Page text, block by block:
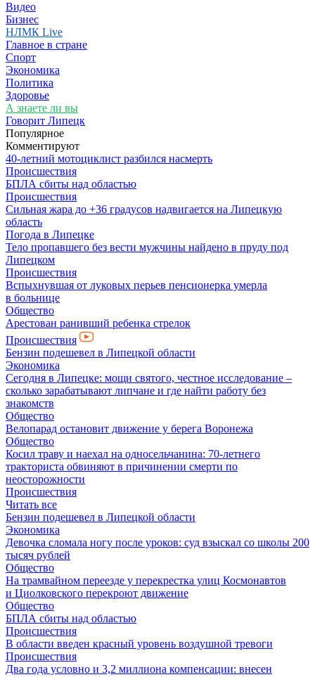
Видео
Бизнес
НЛМК Live
Главное в стране
Спорт
Экономика
Политика
Здоровье
А знаете ли вы
Говорит Липецк
Популярное
Комментируют
40-летний мотоциклист разбился насмерть
Происшествия
БПЛА сбиты над областью
Происшествия
Сильная жара до +36 градусов надвигается на Липецкую
область
Погода в Липецке
Тело пропавшего без вести мужчины найдено в пруду под
Липецком
Происшествия
Вспыхнувшая от луковых перьев пенсионерка умерла
в больнице
Общество
Арестован ранивший ребенка стрелок
Происшествия
Бензин подешевел в Липецкой области
Экономика
Сегодня в Липецке: мощи святого, честное исследование –
сколько зарабатывают липчане и где найти работу без
знакомств
Общество
Велопарад остановит движение у берега Воронежа
Общество
Косил траву и наехал на односельчанина: 70-летнего
тракториста обвиняют в причинении смерти по
неосторожности
Происшествия
Читать все
Бензин подешевел в Липецкой области
Экономика
Девочка сломала ногу после уроков: суд взыскал со школы 200
тысяч рублей
Общество
На трамвайном переезде у перекрестка улиц Космонавтов
и Циолковского перекроют движение
Общество
БПЛА сбиты над областью
Происшествия
В области введен красный уровень воздушной тревоги
Происшествия
Два года условно и 3,2 миллиона компенсации: внесен